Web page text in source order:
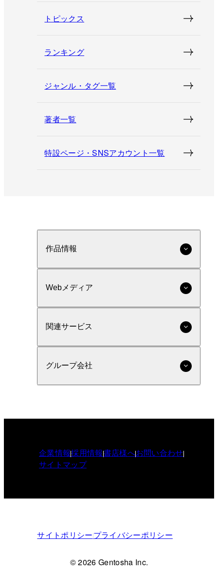
トピックス
ランキング
ジャンル・タグ一覧
著者一覧
特設ページ・SNSアカウント一覧
作品情報
Webメディア
関連サービス
グループ会社
企業情報採用情報書店様へお問い合わせ
サイトマップ
サイトポリシープライバシーポリシー
© 2026 Gentosha Inc.